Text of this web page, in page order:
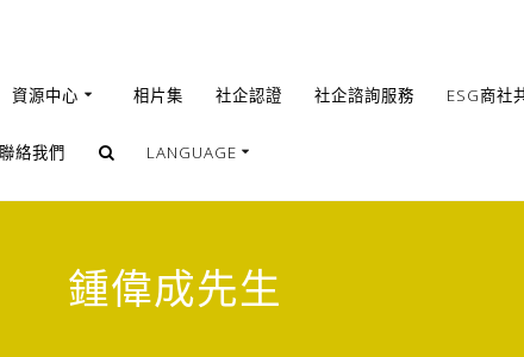
資源中心 相片集 社企認證 社企諮詢服務 ESG商社
聯絡我們 LANGUAGE
繁體
English
鍾偉成先生